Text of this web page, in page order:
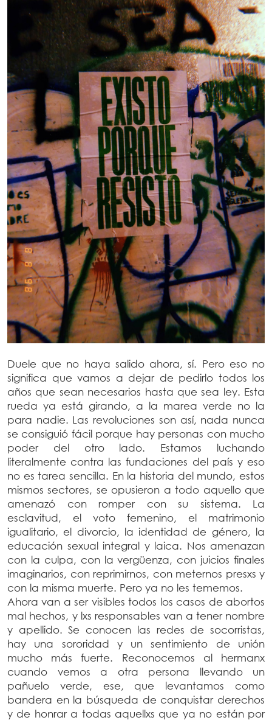
Duele que no haya salido ahora, sí. Pero eso no
significa que vamos a dejar de pedirlo todos los
años que sean necesarios hasta que sea ley. Esta
rueda ya está girando, a la marea verde no la
para nadie. Las revoluciones son así, nada nunca
se consiguió fácil porque hay personas con mucho
poder del otro lado. Estamos luchando
literalmente contra las fundaciones del país y eso
no es tarea sencilla. En la historia del mundo, estos
mismos sectores, se opusieron a todo aquello que
amenazó con romper con su sistema. La
esclavitud, el voto femenino, el matrimonio
igualitario, el divorcio, la identidad de género, la
educación sexual integral y laica. Nos amenazan
con la culpa, con la vergüenza, con juicios finales
imaginarios, con reprimirnos, con meternos presxs y
con la misma muerte. Pero ya no les tememos.
Ahora van a ser visibles todos los casos de abortos
mal hechos, y lxs responsables van a tener nombre
y apellido. Se conocen las redes de socorristas,
hay una sororidad y un sentimiento de unión
mucho más fuerte. Reconocemos al hermanx
cuando vemos a otra persona llevando un
pañuelo verde, ese, que levantamos como
bandera en la búsqueda de conquistar derechos
y de honrar a todas aquellxs que ya no están por